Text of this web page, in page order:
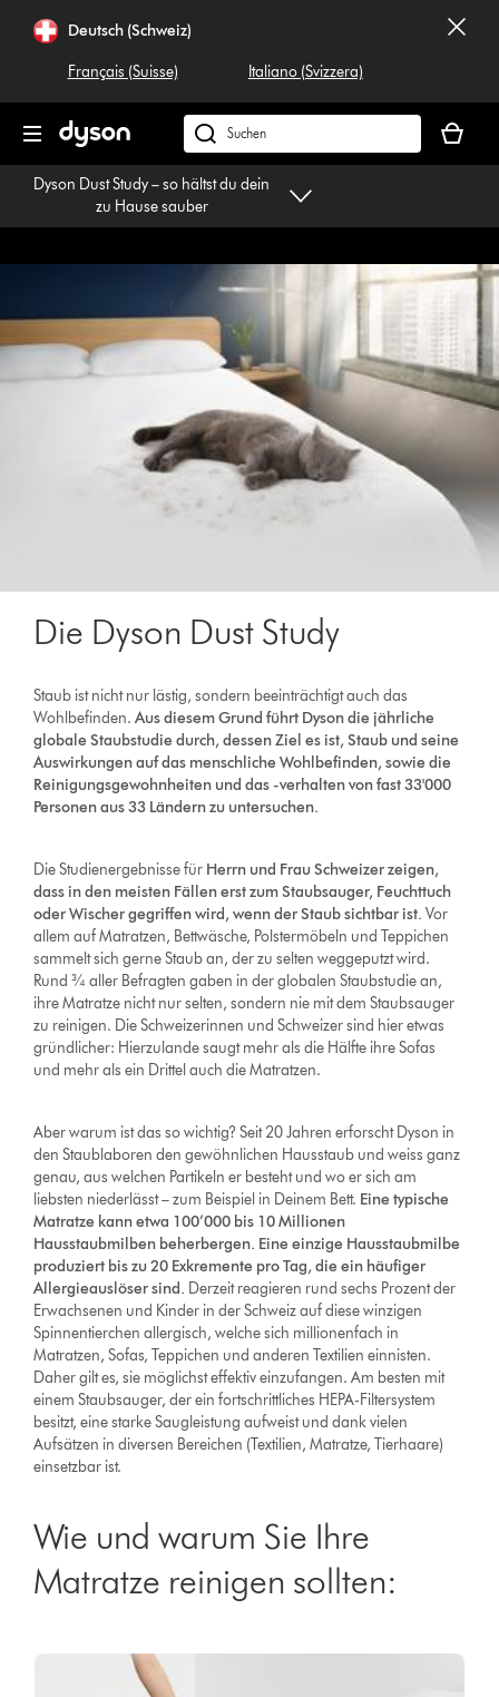
überspringenDeutsch (Schweiz)
Français (Suisse) Italiano (Svizzera)
Dyson.ch
durchsuchen
ist
Dyson Dust Study – so hältst du dein
zu Hause sauber
Die Dyson Dust Study
Staub ist nicht nur lästig, sondern beeinträchtigt auch das
Wohlbefinden.Aus diesem Grund führt Dyson die jährliche
globale Staubstudie durch, dessen Ziel es ist, Staub und seine
Auswirkungen auf das menschliche Wohlbefinden, sowie die
Reinigungsgewohnheiten und das -verhalten von fast 33'000
Personen aus 33 Ländern zu untersuchen.
Die Studienergebnisse für Herrn und Frau Schweizer zeigen,
dass in den meisten Fällen erst zum Staubsauger, Feuchttuch
oder Wischer gegriffen wird, wenn der Staub sichtbar ist. Vor
allem auf Matratzen, Bettwäsche, Polstermöbeln und Teppichen
sammelt sich gerne Staub an, der zu selten weggeputzt wird.
Rund ¾ aller Befragten gaben in der globalen Staubstudie an,
ihre Matratze nicht nur selten, sondern nie mit dem Staubsauger
zu reinigen. Die Schweizerinnen und Schweizer sind hier etwas
gründlicher: Hierzulande saugt mehr als die Hälfte ihre Sofas
und mehr als ein Drittel auch die Matratzen.
Aber warum ist das so wichtig? Seit 20 Jahren erforscht Dyson in
den Staublaboren den gewöhnlichen Hausstaub und weiss ganz
genau, aus welchen Partikeln er besteht und wo er sich am
liebsten niederlässt – zum Beispiel in Deinem Bett. Eine typische
Matratze kann etwa 100’000 bis 10 Millionen
Hausstaubmilben beherbergen. Eine einzige Hausstaubmilbe
produziert bis zu 20 Exkremente pro Tag, die ein häufiger
Allergieauslöser sind. Derzeit reagieren rund sechs Prozent der
Erwachsenen und Kinder in der Schweiz auf diese winzigen
Spinnentierchen allergisch, welche sich millionenfach in
Matratzen, Sofas, Teppichen und anderen Textilien einnisten.
Daher gilt es, sie möglichst effektiv einzufangen. Am besten mit
einem Staubsauger, der ein fortschrittliches HEPA-Filtersystem
besitzt, eine starke Saugleistung aufweist und dank vielen
Aufsätzen in diversen Bereichen (Textilien, Matratze, Tierhaare)
einsetzbar ist.
Wie und warum Sie Ihre
Matratze reinigen sollten: